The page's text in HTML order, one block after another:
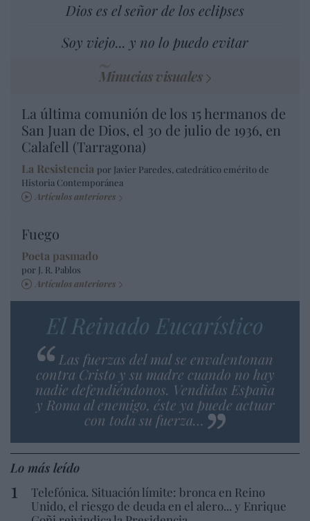
Dios es el señor de los eclipses
Soy viejo... y no lo puedo evitar
Minucias visuales
La última comunión de los 15 hermanos de
San Juan de Dios, el 30 de julio de 1936, en
Calafell (Tarragona)
La Resistencia por Javier Paredes, catedrático emérito de
Historia Contemporánea
Artículos anteriores
Fuego
Poeta pasmado
por J. R. Pablos
Artículos anteriores
El Reinado Eucarístico
Las fuerzas del mal se envalentonan
contra Cristo y su madre cuando no hay
nadie defendiéndonos. Vendidas España
y Roma al enemigo, éste ya puede actuar
con toda su fuerza…
Lo más leído
Telefónica. Situación límite: bronca en Reino
Unido, el riesgo de deuda en el alero... y Enrique